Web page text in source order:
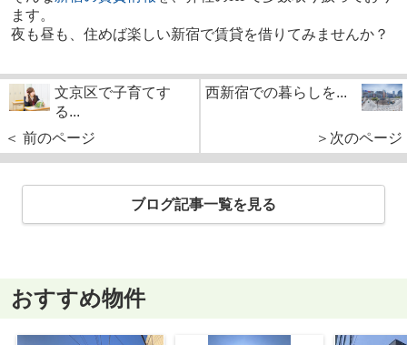
ます。
夜も昼も、住めば楽しい新宿で賃貸を借りてみませんか？
文京区で子育てす
る...
＜ 前のページ
西新宿での暮らしを...
＞次のページ
ブログ記事一覧を見る
おすすめ物件